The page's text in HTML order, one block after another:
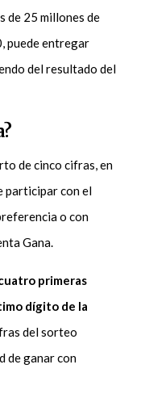
de 25 millones de
puede entregar
del resultado del
de cinco cifras, en
participar con el
o con
Gana.
primeras
dígito de la
del sorteo
de ganar con